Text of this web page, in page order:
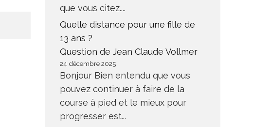
que vous citez....
Quelle distance pour une fille de
13 ans ?
Question de Jean Claude Vollmer
24 décembre 2025
Bonjour Bien entendu que vous
pouvez continuer à faire de la
course à pied et le mieux pour
progresser est...